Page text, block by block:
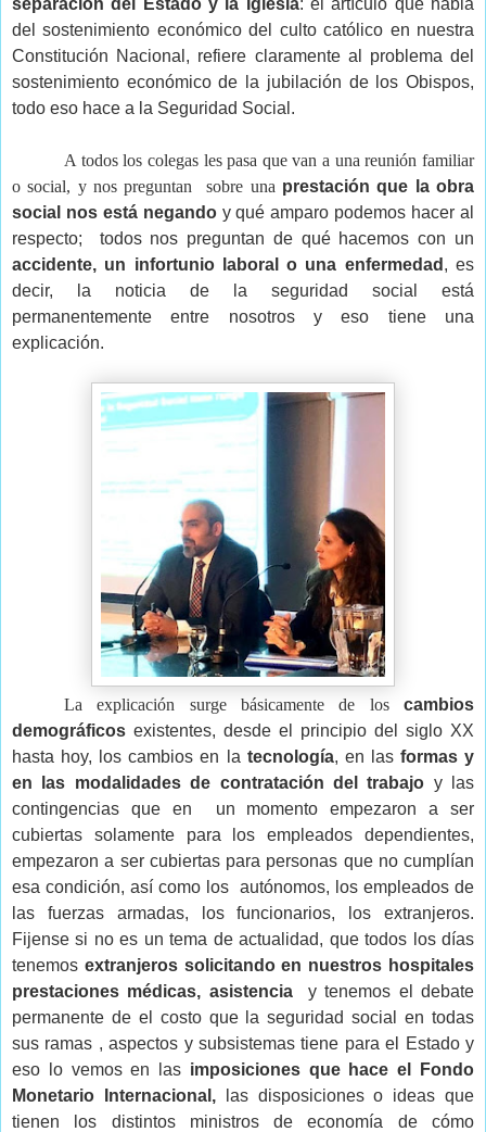
del sostenimiento económico del culto católico en nuestra
Constitución Nacional, refiere claramente al problema del
sostenimiento económico de la jubilación de los Obispos,
todo eso hace a la Seguridad Social.
A todos los colegas les pasa que van a una reunión familiar
o social, y nos preguntan  sobre una prestación que la obra
social nos está negando y qué amparo podemos hacer al
accidente, un infortunio laboral o una enfermedad , es
decir, la noticia de la seguridad social está
permanentemente entre nosotros y eso tiene una
explicación.
La explicación surge básicamente de los cambios
demográficos existentes, desde el principio del siglo XX
hasta hoy, los cambios en la tecnología, en las formas y
en las modalidades de contratación del trabajo y las
contingencias que en  un momento empezaron a ser
cubiertas solamente para los empleados dependientes,
empezaron a ser cubiertas para personas que no cumplían
esa condición, así como los  autónomos, los empleados de
las fuerzas armadas, los funcionarios, los extranjeros.
Fijense si no es un tema de actualidad, que todos los días
tenemos extranjeros solicitando en nuestros hospitales
prestaciones médicas, asistencia y tenemos el debate
permanente de el costo que la seguridad social en todas
sus ramas , aspectos y subsistemas tiene para el Estado y
eso lo vemos en las imposiciones que hace el Fondo
Monetario Internacional, las disposiciones o ideas que
tienen los distintos ministros de economía de cómo